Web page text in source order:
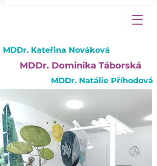
MDDr. Kateřina Nováková
MDDr. Dominika Táborská
MDDr. Natálie Příhodová